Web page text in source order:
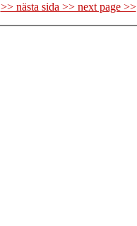
>> nästa sida >> next page >>